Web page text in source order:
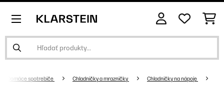
Domáce spotrebiče Chladničky a mrazničky Chladničky na nápoje